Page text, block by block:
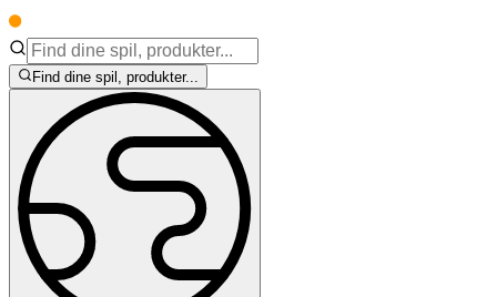
Find dine spil, produkter...